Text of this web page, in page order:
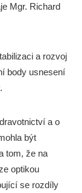
Mgr. Richard
a rozvoj
body usnesení
a o
být
tom, že na
optikou
se rozdíly